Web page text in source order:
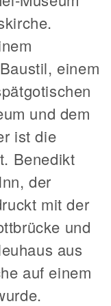
einem
und dem
ist die
Benedikt
der
mit der
und
aus
auf einem